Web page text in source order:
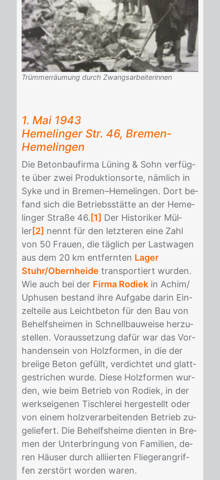
Trümmerräumung durch Zwangsarbeiterinnen
1. Mai 1943
Heme­lin­ger Str. 46, Bre­men-
Heme­lin­gen
Die Be­ton­bau­fir­ma Lü­ning & Sohn ver­füg­
te über zwei Pro­duk­ti­ons­or­te, näm­lich in
Syke und in Bre­men–Heme­lin­gen. Dort be­
fand sich die Be­triebs­stät­te an der Heme­
lin­ger Stra­ße 46.[1] Der His­to­ri­ker Mül­
ler[2] nennt für den letz­te­ren eine Zahl
von 50 Frau­en, die täg­lich per Last­wa­gen
aus dem 20 km ent­fern­ten Lager
Stuhr/Obernheide trans­por­tiert wur­den.
Wie auch bei der Firma Rodiek in Achim/​
Uphusen be­stand ihre Auf­ga­be dar­in Ein­
zel­tei­le aus Leicht­be­ton für den Bau von
Be­helfs­hei­men in Schnell­bau­wei­se her­zu­
stel­len. Vor­aus­set­zung da­für war das Vor­
han­den­sein von Holz­for­men, in die der
brei­ige Be­ton ge­füllt, ver­dich­tet und glatt­
ge­stri­chen wur­de. Die­se Holz­for­men wur­
den, wie beim Be­trieb von Ro­diek, in der
werks­ei­ge­nen Tisch­le­rei her­ge­stellt oder
von ei­nem holz­ver­ar­bei­ten­den Be­trieb zu­
ge­lie­fert. Die Be­helfs­hei­me dien­ten in Bre­
men der Un­ter­brin­gung von Fa­mi­li­en, de­
ren Häu­ser durch al­li­ier­ten Flie­ger­an­grif­
fen zer­stört wor­den wa­ren.